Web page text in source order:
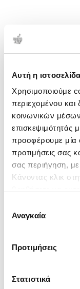
Αυτή η
Χρησιμοποιούμε
περιεχομένου και
κοινωνικών
επισκεψιμότητάς
προσφέρουμε μία
προτιμήσεις σας
σας περιήγηση, με
Κάνοντας κλικ
ενδιαφέρουν και
συγκατάθεσης
Αναγκαία
Προτιμήσεις
Στατιστικά